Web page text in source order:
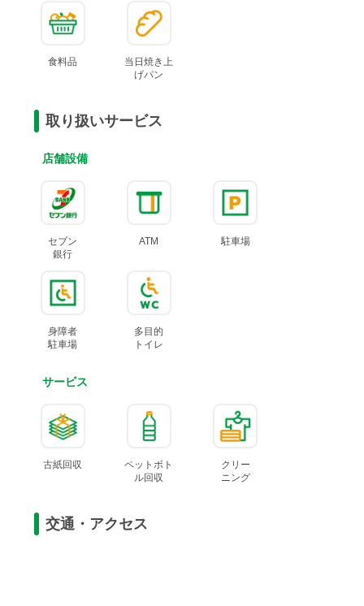
食料品
当日焼き上
げパン
取り扱いサービス
店舗設備
セブン
銀行
ATM 駐車場
身障者
駐車場
多目的
トイレ
サービス
古紙回収
ペットボト
ル回収
クリー
ニング
交通・アクセス